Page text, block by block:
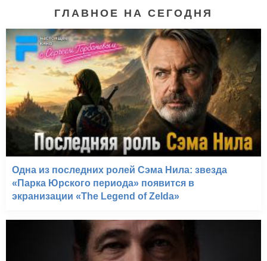
ГЛАВНОЕ НА СЕГОДНЯ
Одна из последних ролей Сэма Нила: звезда
«Парка Юрского периода» появится в
экранизации «The Legend of Zelda»